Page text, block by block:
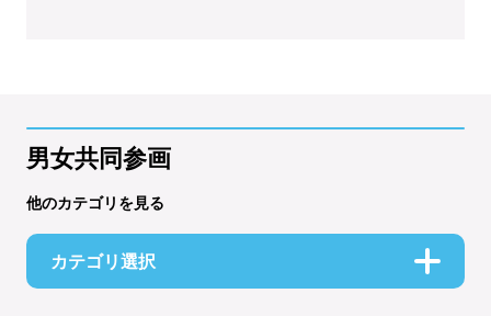
男女共同参画
他のカテゴリを見る
カテゴリ選択